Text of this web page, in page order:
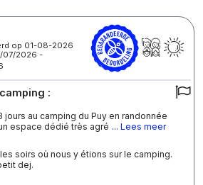
op 01-08-2026
07/2026 -
:
jours au camping du Puy en randonnée
espace dédié très agré ... Lees meer
soirs où nous y étions sur le camping.
dej.